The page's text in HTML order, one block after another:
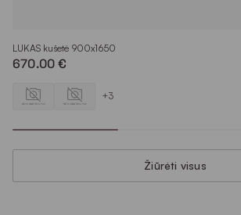
LUKAS kušetė 900x1650
670.00 €
+3
Žiūrėti visus